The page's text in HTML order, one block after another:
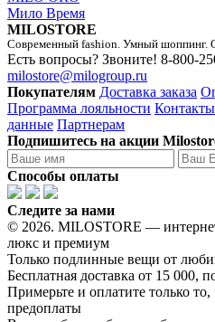
Мило Время
MILOSTORE
Современный fashion. Умный шоппинг.
Есть вопросы? Звоните! 8-800-
milostore@milogroup.ru
Покупателям Доставка заказа
Программа лояльности Контакты
данные Партнерам
Подпишитесь на акции
Способы оплаты
Следите за нами
© 2026. MILOSTORE —
люкс и премиум
Только подлинные вещи от
Бесплатная доставка от 15 000,
Примерьте и оплатите только
предоплаты